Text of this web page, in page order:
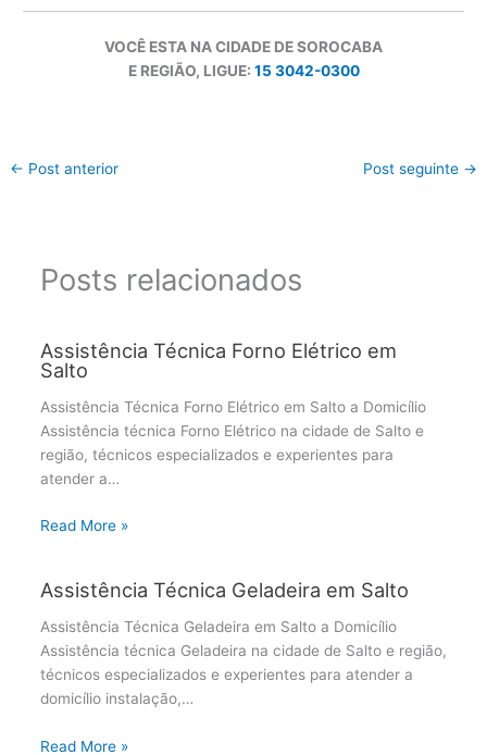
VOCÊ ESTA NA CIDADE DE SOROCABA
E REGIÃO, LIGUE: 15 3042-0300
← Post anterior Post seguinte →
Posts relacionados
Assistência Técnica Forno Elétrico em
Salto
Assistência Técnica Forno Elétrico em Salto a Domicílio
Assistência técnica Forno Elétrico na cidade de Salto e
região, técnicos especializados e experientes para
atender a…
Read More »
Assistência Técnica Geladeira em Salto
Assistência Técnica Geladeira em Salto a Domicílio
Assistência técnica Geladeira na cidade de Salto e região,
técnicos especializados e experientes para atender a
domicílio instalação,…
Read More »